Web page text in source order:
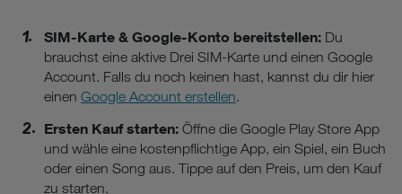
SIM-Karte & Google-Konto bereitstellen: Du
brauchst eine aktive Drei SIM-Karte und einen Google
Account. Falls du noch keinen hast, kannst du dir hier
einen Google Account erstellen.
Ersten Kauf starten: Öffne die Google Play Store App
und wähle eine kostenpflichtige App, ein Spiel, ein Buch
oder einen Song aus. Tippe auf den Preis, um den Kauf
zu starten.